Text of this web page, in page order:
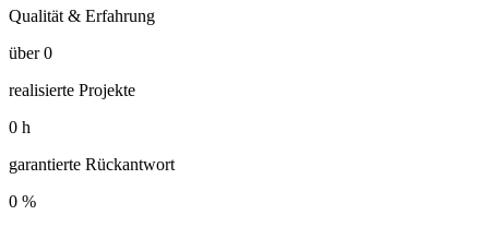
Qualität & Erfahrung
über 0
realisierte Projekte
0 h
garantierte Rückantwort
0 %